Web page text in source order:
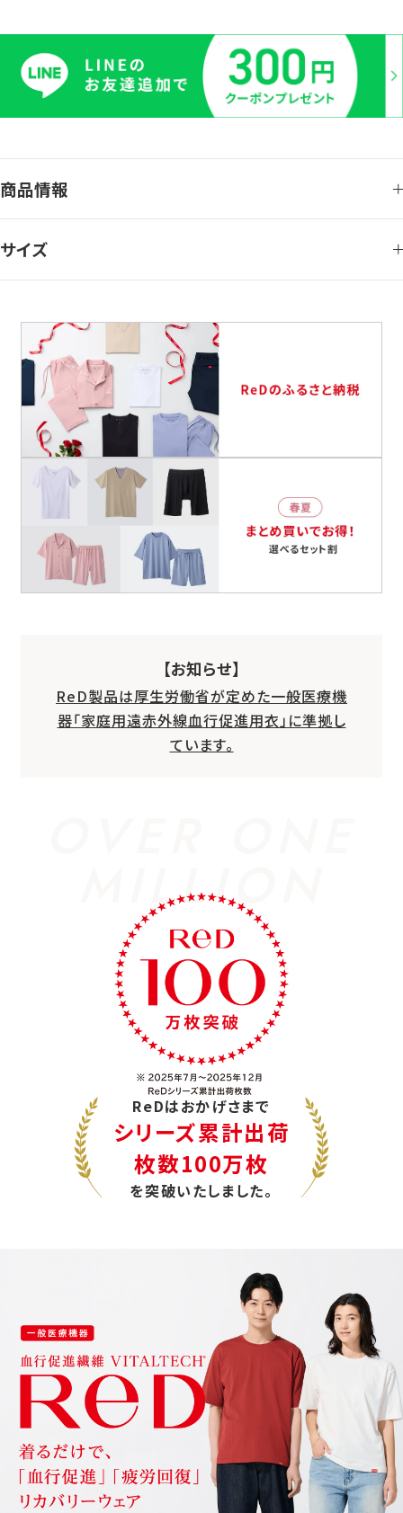
商品情報
サイズ
【お知らせ】
ReD製品は厚生労働省が定めた一般医療機
器「家庭用遠赤外線血行促進用衣」に準拠し
ています。
MILLION
ReDはおかげさまで
シリーズ累計出荷
枚数100万枚
を突破いたしました。